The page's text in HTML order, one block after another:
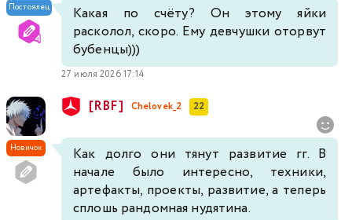
Постоялец
Какая по счёту? Он этому яйки
расколол, скоро. Ему девчушки оторвут
бубенцы)))
27 июля 2026 17:14
Новичок
[RBF] Chelovek_2 22
Как долго они тянут развитие гг. В
начале было интересно, техники,
артефакты, проекты, развитие, а теперь
сплошь рандомная нудятина.